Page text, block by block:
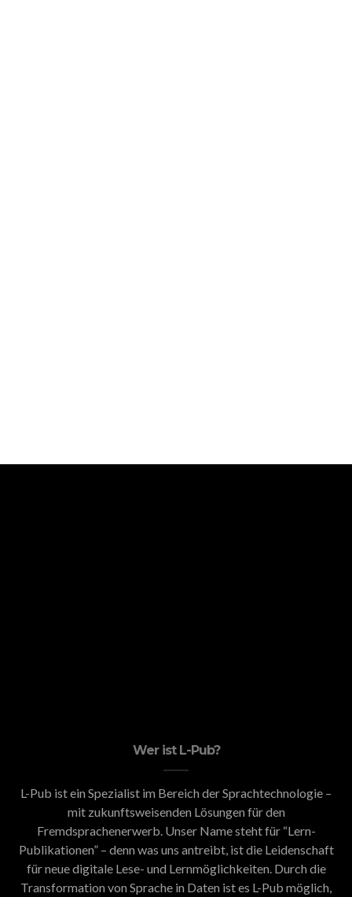
Wer ist L-Pub?
L-Pub ist ein Spezialist im Bereich der Sprachtechnologie –
mit zukunftsweisenden Lösungen für den
Fremdsprachenerwerb. Unser Name steht für “Lern-
Publikationen” – denn was uns antreibt, ist die Leidenschaft
für neue digitale Lese- und Lernmöglichkeiten. Durch die
Transformation von Sprache in Daten ist es L-Pub möglich,